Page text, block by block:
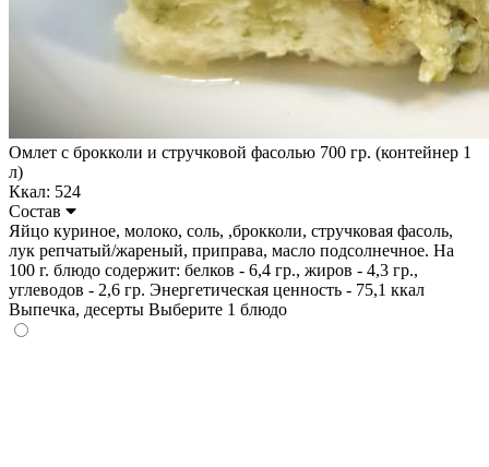
Омлет с брокколи и стручковой фасолью 700 гр. (контейнер 1
л)
Ккал: 524
Состав
Яйцо куриное, молоко, соль, ,брокколи, стручковая фасоль,
лук репчатый/жареный, приправа, масло подсолнечное. На
100 г. блюдо содержит: белков - 6,4 гр., жиров - 4,3 гр.,
углеводов - 2,6 гр. Энергетическая ценность - 75,1 ккал
Выпечка, десерты Выберите 1 блюдо